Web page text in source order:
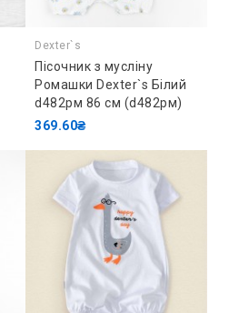
Dexter`s
Пісочник з мусліну
Ромашки Dexter`s Білий
d482рм 86 см (d482рм)
369.60₴